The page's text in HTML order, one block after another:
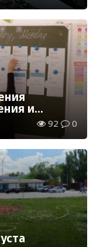
и
год
92 0